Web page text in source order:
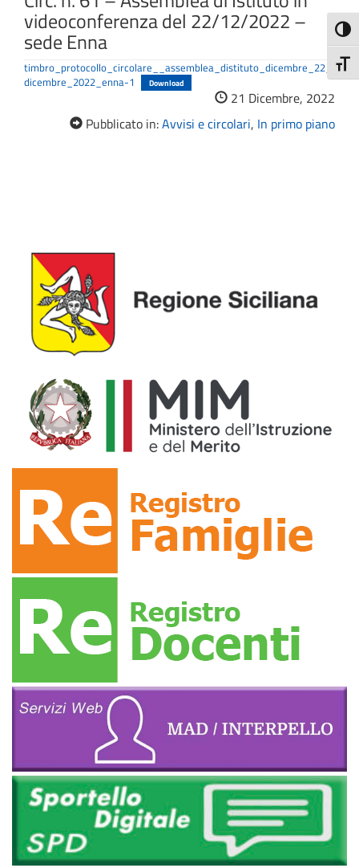
videoconferenza del 22/12/2022 –
sede Enna
timbro_protocollo_circolare__assemblea_distituto_dicembre_22_
dicembre_2022_enna-1
Download
21 Dicembre, 2022
Pubblicato in:Avvisi e circolari, In primo piano